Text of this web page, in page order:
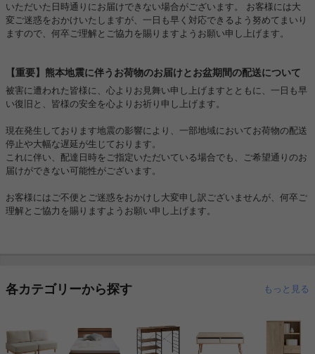
いただいた日時通りにお届けできない場合がございます。 お客様には大
変ご迷惑をおかけいたしますが、一日も早く対応できるよう努めてまいり
ますので、何卒ご理解とご協力を賜りますようお願い申し上げます。
【重要】熊本地震に伴うお荷物のお届けとお盆期間の配送について
被害に遭われた皆様に、心よりお見舞い申し上げますとともに、一日も早
い復旧と、皆様の安全を心よりお祈り申し上げます。
現在発生しております地震の影響により、一部地域においてお荷物の配送
停止や大幅な遅延が生じております。
これに伴い、配達日時をご指定いただいている場合でも、ご希望通りのお
届けができない可能性がございます。
お客様にはご不便とご迷惑をおかけし大変申し訳ございませんが、何卒ご
理解とご協力を賜りますようお願い申し上げます。
各カテゴリーから探す もっと見る